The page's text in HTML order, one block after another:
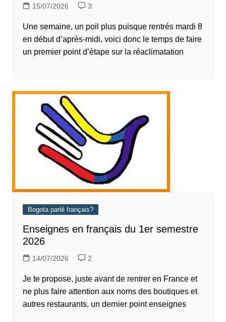
15/07/2026 3
Une semaine, un poil plus puisque rentrés mardi 8
en début d’après-midi, voici donc le temps de faire
un premier point d’ètape sur la réaclimatation
Bogota parlé français?
Enseignes en français du 1er semestre
2026
14/07/2026 2
Je te propose, juste avant de rentrer en France et
ne plus faire attention aux noms des boutiques et
autres restaurants, un dernier point enseignes